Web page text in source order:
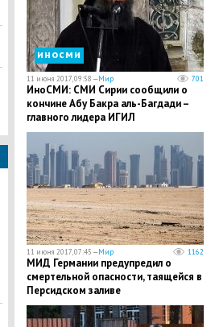
иносми
11 июня 2017, 09:58 —Мир 701
ИноСМИ: СМИ Сирии сообщили о
кончине Абу Бакра аль-Багдади –
главного лидера ИГИЛ
11 июня 2017, 07:45 —Мир 1162
МИД Германии предупредил о
смертельной опасности, таящейся в
Персидском заливе